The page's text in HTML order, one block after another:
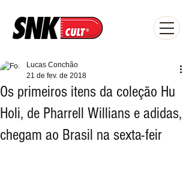
Os primeiros itens da coleção Hu
Holi, de Pharrell Willians e adidas,
chegam ao Brasil na sexta-feir
Lucas Conchão
21 de fev. de 2018